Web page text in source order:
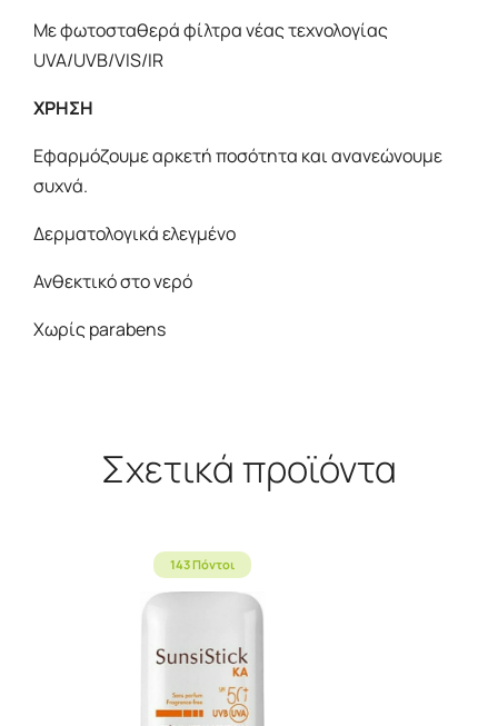
Με φωτοσταθερά φίλτρα νέας τεχνολογίας
UVA/UVB/VIS/IR
ΧΡΗΣΗ
Εφαρμόζουμε αρκετή ποσότητα και ανανεώνουμε
συχνά.
Δερματολογικά ελεγμένο
Ανθεκτικό στο νερό
Χωρίς parabens
Σχετικά προϊόντα
143 Πόντοι